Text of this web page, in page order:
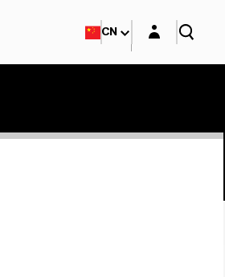
CN Login layer